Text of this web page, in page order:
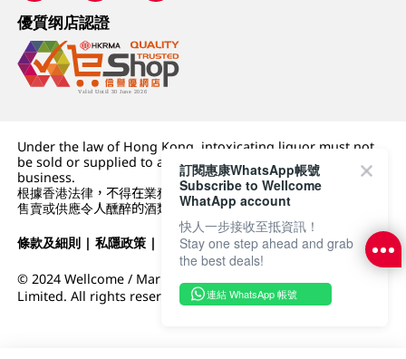
優質纲店認證
Under the law of Hong Kong, intoxicating liquor must not
be sold or supplied to a minor (under 18) in the course of
business.
根據香港法律，不得在業務過程中，向未成年人 (18 歲以下人士)
售賣或供應令人醺醉的酒類。
條款及細則 |私隱政策 | DFI零售集團
© 2024 Wellcome / Market Place. The Dairy Farm Company
Limited. All rights reserved.
訂閱惠康WhatsApp帳號
Subscribe to Wellcome
WhatApp account
快人一步接收至抵資訊！
Stay one step ahead and grab
the best deals!
連結 WhatsApp 帳號